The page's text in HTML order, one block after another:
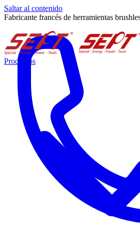
Saltar al contenido
Fabricante francés de herramientas
Productos